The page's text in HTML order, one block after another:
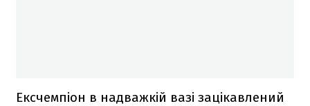
Ексчемпіон в надважкій вазі зацікавлений